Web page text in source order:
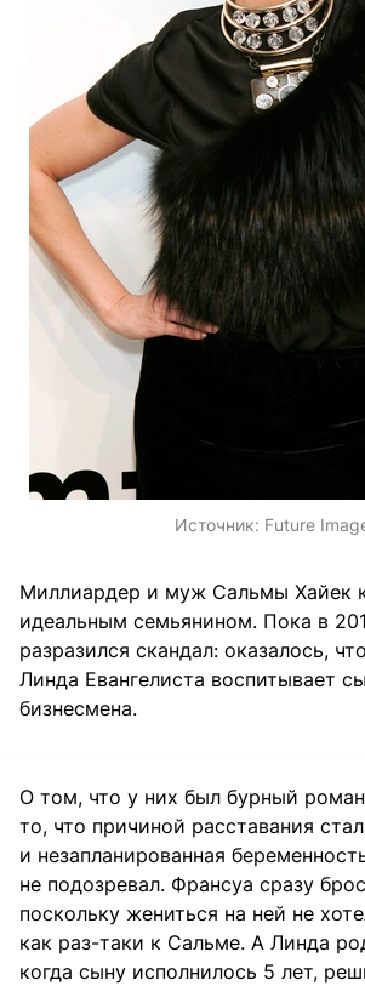
Источник: Future
Миллиардер и муж Сальмы Хайек
идеальным семьянином. Пока в
разразился скандал: оказалось,
Линда Евангелиста воспитывает
бизнесмена.
О том, что у них был бурный
то, что причиной расставания
и незапланированная
не подозревал. Франсуа сразу
поскольку жениться на ней не
как раз-таки к Сальме. А Линда
когда сыну исполнилось 5 лет,